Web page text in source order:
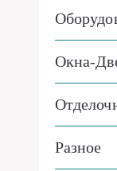
Окна-
Разное